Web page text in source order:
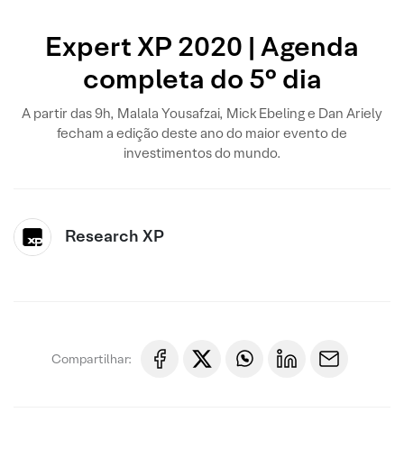
Expert XP 2020 | Agenda
completa do 5° dia
A partir das 9h, Malala Yousafzai, Mick Ebeling e Dan Ariely
fecham a edição deste ano do maior evento de
investimentos do mundo.
Research XP
Compartilhar: